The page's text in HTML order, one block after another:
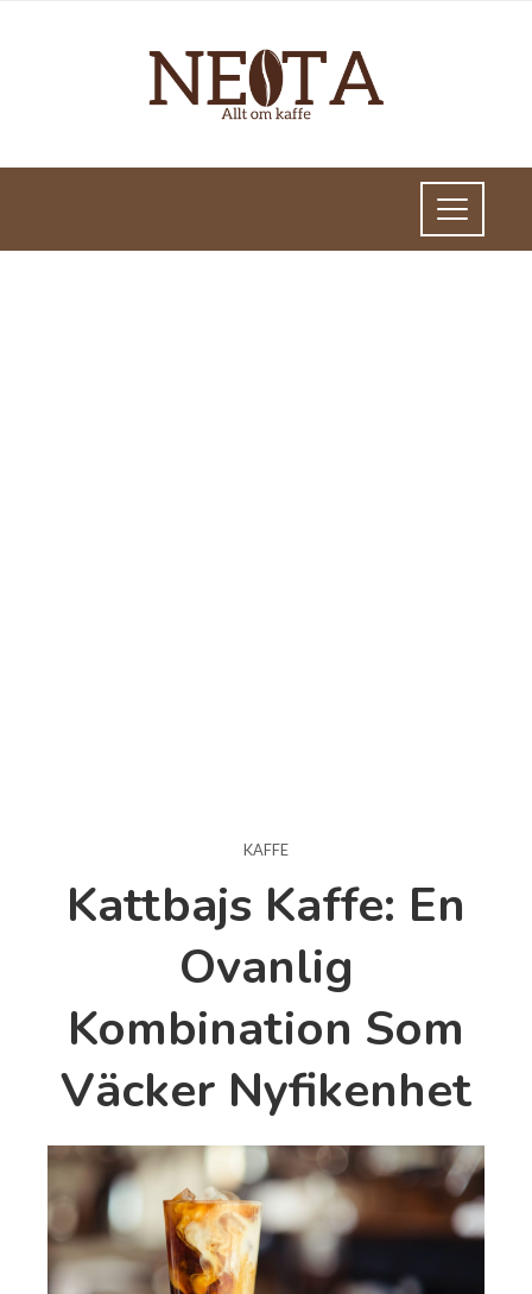
KAFFE
Kattbajs Kaffe: En
Ovanlig
Kombination Som
Väcker Nyfikenhet